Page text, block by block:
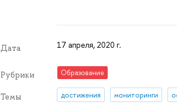
Дата 17 апреля, 2020 г.
Рубрики Образование
Темы достижения мониторинги